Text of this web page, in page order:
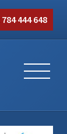
784 444 648